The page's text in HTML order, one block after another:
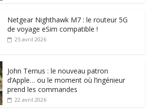
Netgear Nighthawk M7 : le routeur 5G
de voyage eSim compatible !
25 avril 2026
John Ternus : le nouveau patron
d’Apple… ou le moment où l’ingénieur
prend les commandes
22 avril 2026